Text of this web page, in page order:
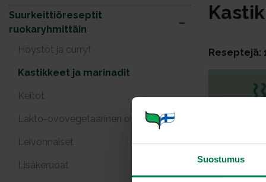
Suostumus
Suurkeittiöreseptit
ruokaryhmittäin
Höystöt ja curryt
Kastikkeet ja marinadit
Keitot
Lakto-ovovegetaarinen ohjeet
Leivonnaiset
Lisäkeruoat
Reseptejä: